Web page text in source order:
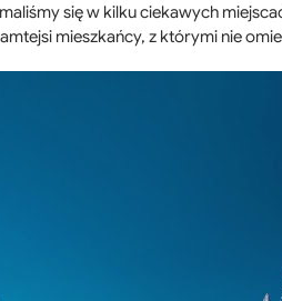
się w kilku ciekawych
mieszkańcy, z którymi nie